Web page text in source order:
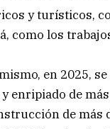
y turísticos,
como los
en 2025,
enripiado de
de más